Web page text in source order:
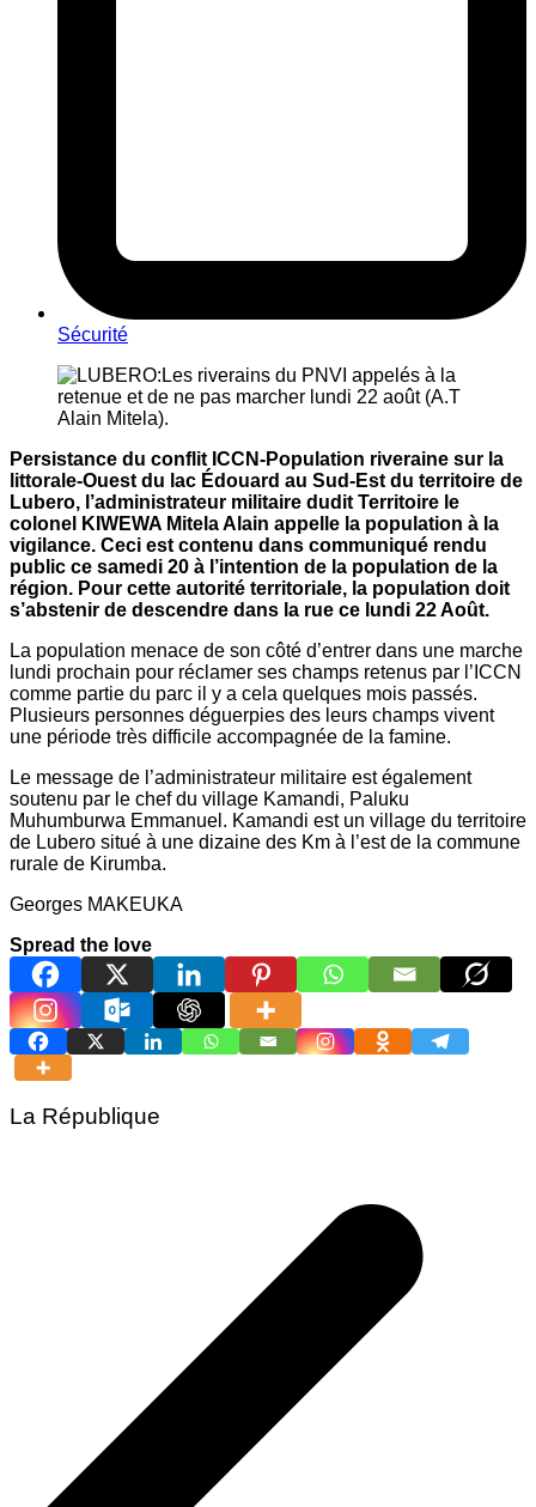
Sécurité
Persistance du conflit ICCN-Population riveraine sur la
littorale-Ouest du lac Édouard au Sud-Est du territoire de
Lubero, l’administrateur militaire dudit Territoire le
colonel KIWEWA Mitela Alain appelle la population à la
vigilance. Ceci est contenu dans communiqué rendu
public ce samedi 20 à l’intention de la population de la
région. Pour cette autorité territoriale, la population doit
s’abstenir de descendre dans la rue ce lundi 22 Août.
La population menace de son côté d’entrer dans une marche
lundi prochain pour réclamer ses champs retenus par l’ICCN
comme partie du parc il y a cela quelques mois passés.
Plusieurs personnes déguerpies des leurs champs vivent
une période très difficile accompagnée de la famine.
Le message de l’administrateur militaire est également
soutenu par le chef du village Kamandi, Paluku
Muhumburwa Emmanuel. Kamandi est un village du territoire
de Lubero situé à une dizaine des Km à l’est de la commune
rurale de Kirumba.
Georges MAKEUKA
Spread the love
La République